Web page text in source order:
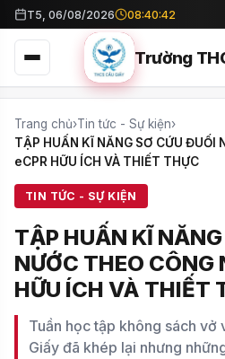
T5, 06/08/2026 08:40:44
Trường
Trang chủ›Tin tức - Sự kiện›
TẬP HUẤN KĨ NĂNG SƠ CỨU ĐUỐI
eCPR HỮU ÍCH VÀ THIẾT THỰC
TIN TỨC - SỰ KIỆN
TẬP HUẤN KĨ
NƯỚC THEO CÔNG
HỮU ÍCH VÀ THIẾT
Tuần học tập không sách vở
Giấy đã khép lại nhưng